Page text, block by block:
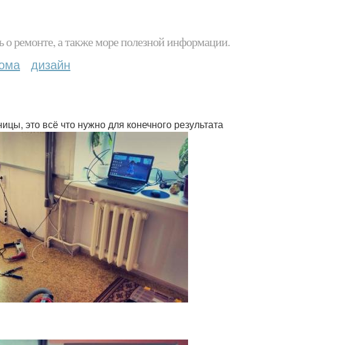
о ремонте, а также море полезной информации.
дизайн
это всё что нужно для конечного результата